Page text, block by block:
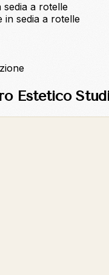
sedia a rotelle
in sedia a rotelle
Estetico